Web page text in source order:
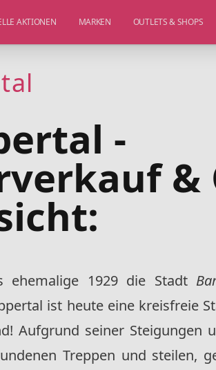
AKTIONEN MARKEN OUTLETS & SHOPS
-
ehemalige 1929 die Stadt
ist heute eine kreisfreie
Aufgrund seiner Steigungen
Treppen und steilen,